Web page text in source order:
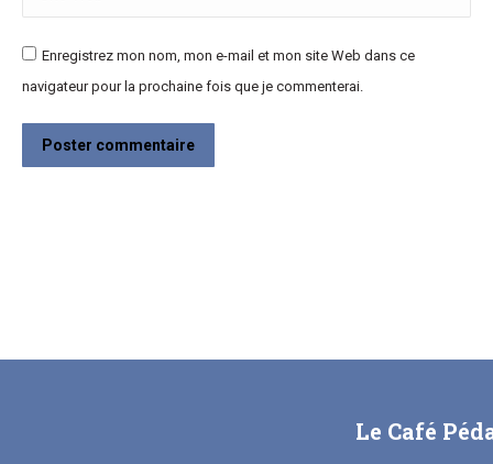
Enregistrez mon nom, mon e-mail et mon site Web dans ce
navigateur pour la prochaine fois que je commenterai.
Poster commentaire
Le Café